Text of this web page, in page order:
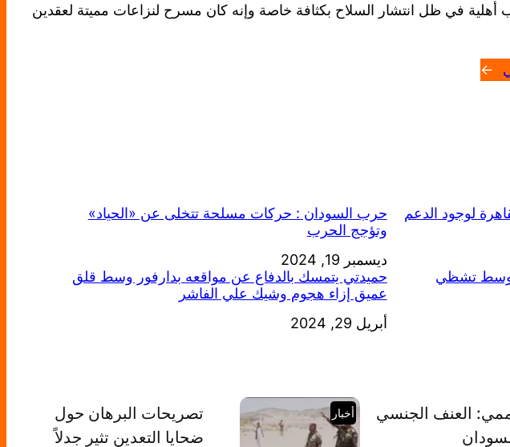
في ظل انتشار السلاح بكثافة خاصة وإنه كان مسرح لنزاعات مميتة لعقدين
→
لوجود الدعم
حرب السودان : حركات مسلحة تتخلى عن «الحياد»
وتؤجج الحرب
التاريخ
ديسمبر 19, 2024
وسط تشظي
حميدتي يتمسك بالدفاع عن مواقعه بدارفور وسط قلق
عميق إزاء هجوم وشيك علي الفاشر
التاريخ
أبريل 29, 2024
العنف الجنسي
أخبار
تصريحات البرهان حول
ضحايا التعدين تثير جدلاً